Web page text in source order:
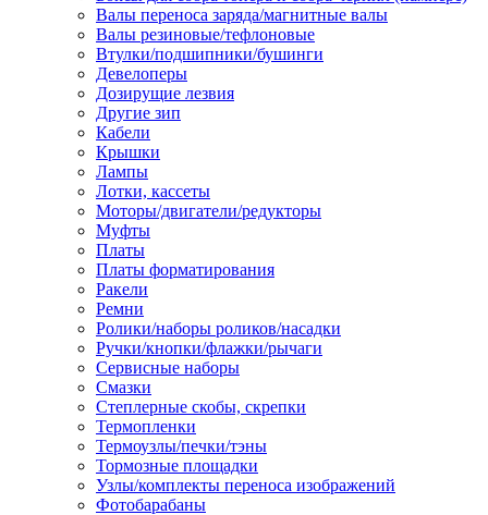
Наконечник-гильза для медных
проводников
Пружина постоянного давления
Сжим ответвительный,
Ящик для хранения инструмента и
Анкер болтовой
Болт анкерный
Болт с т-образной головкой
Болт с шестигранной головкой
Винт с кольцом
Гайка длинная
Гайка скользящая
Гайка стопорная
Валы переноса заряда/магнитные валы
Валы резиновые/тефлоновые
Втулки/подшипники/бушинги
Девелоперы
Дозирущие лезвия
Другие зип
Кабели
Крышки
Лампы
Лотки, кассеты
Моторы/двигатели/редукторы
Муфты
Платы
Платы форматирования
Ракели
Ремни
Ролики/наборы роликов/насадки
Ручки/кнопки/флажки/рычаги
Сервисные наборы
Смазки
Степлерные скобы, скрепки
Термопленки
Термоузлы/печки/тэны
Тормозные площадки
Узлы/комплекты переноса изображений
Фотобарабаны